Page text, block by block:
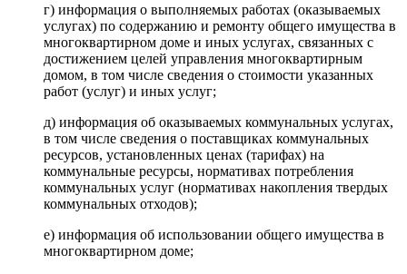
г) информация о выполняемых работах (оказываемых
услугах) по содержанию и ремонту общего имущества в
многоквартирном доме и иных услугах, связанных с
достижением целей управления многоквартирным
домом, в том числе сведения о стоимости указанных
работ (услуг) и иных услуг;
д) информация об оказываемых коммунальных услугах,
в том числе сведения о поставщиках коммунальных
ресурсов, установленных ценах (тарифах) на
коммунальные ресурсы, нормативах потребления
коммунальных услуг (нормативах накопления твердых
коммунальных отходов);
е) информация об использовании общего имущества в
многоквартирном доме;